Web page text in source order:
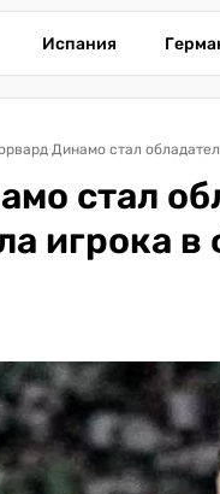
Испания
Динамо стал
стал
игрока